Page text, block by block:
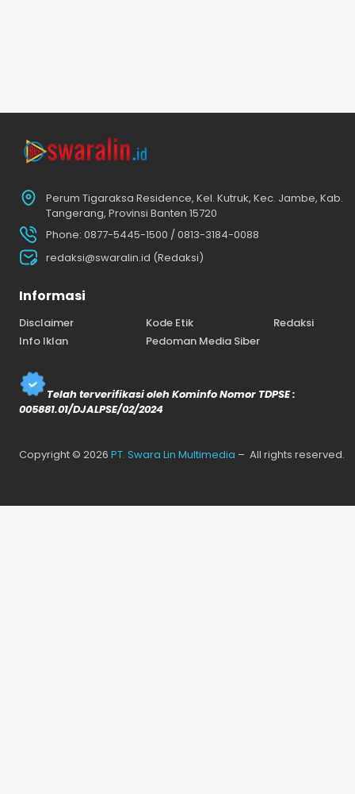
Perum Tigaraksa Residence, Kel. Kutruk, Kec. Jambe, Kab.
Tangerang, Provinsi Banten 15720
Phone: 0877-5445-1500 / 0813-3184-0088
redaksi@swaralin.id (Redaksi)
Informasi
Disclaimer Kode Etik
Redaksi
Info Iklan
Pedoman Media Siber
Telah terverifikasi oleh Kominfo Nomor TDPSE :
005881.01/DJALPSE/02/2024
Copyright © 2026 PT. Swara Lin Multimedia – All rights reserved.